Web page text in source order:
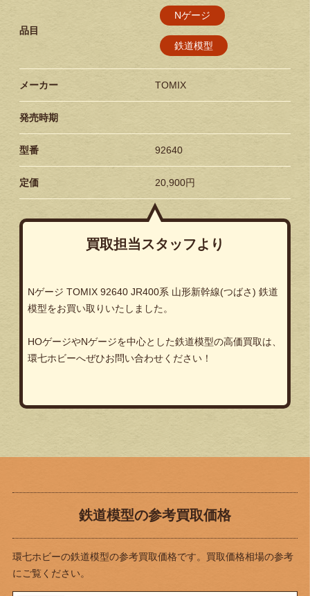
品目
Nゲージ
鉄道模型
メーカー TOMIX
発売時期
型番 92640
定価 20,900円
買取担当スタッフより
Nゲージ TOMIX 92640 JR400系 山形新幹線(つばさ) 鉄道
模型をお買い取りいたしました。
HOゲージやNゲージを中心とした鉄道模型の高価買取は、
環七ホビーへぜひお問い合わせください！
鉄道模型の参考買取価格
環七ホビーの鉄道模型の参考買取価格です。買取価格相場の参考
にご覧ください。